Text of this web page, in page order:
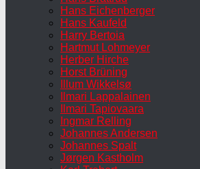
Hans Eichenberger
Hans Kaufeld
Harry Bertoia
Hartmut Lohmeyer
Herber Hirche
Horst Brüning
Illum Wikkelsø
Ilmari Lappalainen
Ilmari Tapiovaara
Ingmar Relling
Johannes Andersen
Johannes Spalt
Jørgen Kastholm